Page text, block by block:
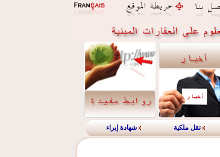
نقل ملكية شهادة إبراء